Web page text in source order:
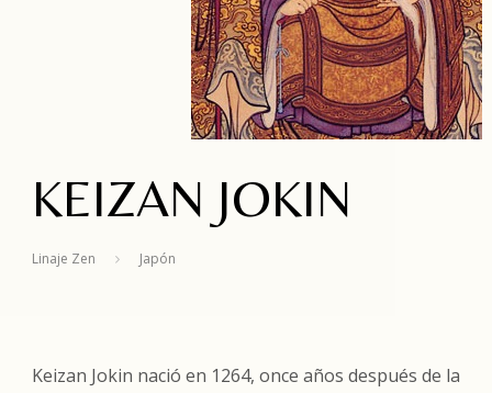
KEIZAN JOKIN
Linaje Zen Japón
Keizan Jokin nació en 1264, once años después de la